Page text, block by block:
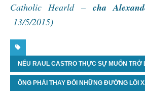
Catholic Hearld – cha
13/5/2015)
NẾU RAUL CASTRO THỰC SỰ MUỐN TRỞ
ÔNG PHẢI THAY ĐỔI NHỮNG ĐƯỜNG LỐI